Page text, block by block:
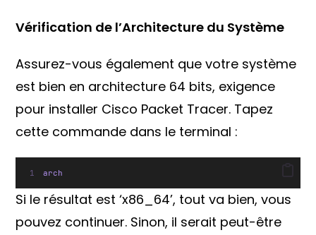
Vérification de l’Architecture du Système
Assurez-vous également que votre système
est bien en architecture 64 bits, exigence
pour installer Cisco Packet Tracer. Tapez
cette commande dans le terminal :
arch
Si le résultat est ‘x86_64’, tout va bien, vous
pouvez continuer. Sinon, il serait peut-être